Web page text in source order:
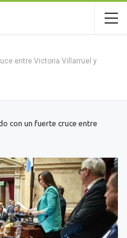
entre Victoria Villarruel y
con un fuerte cruce entre